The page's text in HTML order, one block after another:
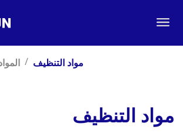
/ مواد التنظيف
مواد التنظيف